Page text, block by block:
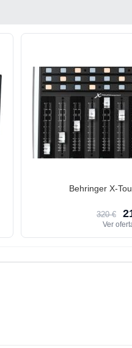
Behringer X-
320 €
Ver